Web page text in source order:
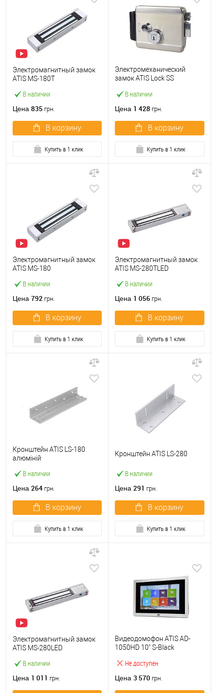
В наличии
Электромагнитный замок
ATIS MS-180T
Цена 835 грн.
В корзину
Купить в 1 клик
В наличии
Электромеханический
замок ATIS Lock SS
Цена 1 428 грн.
В корзину
Купить в 1 клик
В наличии
Электромагнитный замок
ATIS MS-180
Цена 792 грн.
В корзину
Купить в 1 клик
В наличии
Электромагнитный замок
ATIS MS-280TLED
Цена 1 056 грн.
В корзину
Купить в 1 клик
В наличии
Кронштейн ATIS LS-180
алюміній
Цена 264 грн.
В корзину
Купить в 1 клик
В наличии
Кронштейн ATIS LS-280
Цена 291 грн.
В корзину
Купить в 1 клик
В наличии
Электромагнитный замок
ATIS MS-280LED
Цена 1 011 грн.
Не доступен
Видеодомофон ATIS AD-
1050HD 10" S-Black
Цена 3 570 грн.